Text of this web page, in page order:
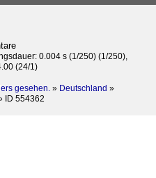
0.004 s (1/250) (1/250),
(24/1)
gesehen. » Deutschland »
ID 554362